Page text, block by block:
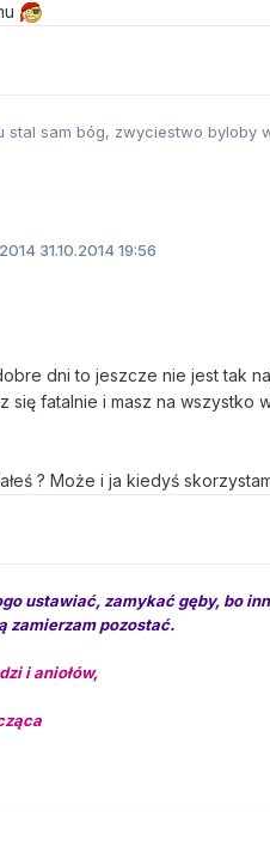
stal sam bóg, zwyciestwo byloby
31.10.2014 19:56
dni to jeszcze nie jest tak
się fatalnie i masz na wszystko
? Może i ja kiedyś
ustawiać, zamykać gęby, bo
zamierzam pozostać.
i aniołów,